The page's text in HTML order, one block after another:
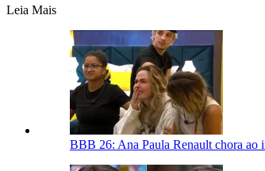
Leia Mais
BBB 26: Ana Paula Renault chora ao